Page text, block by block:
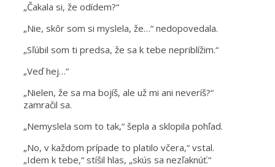
„Čakala si, že odídem?“
„Nie, skôr som si myslela, že…“ nedopovedala.
„Sľúbil som ti predsa, že sa k tebe nepriblížim.“
„Veď hej…“
„Nielen, že sa ma bojíš, ale už mi ani neveríš?“
zamračil sa.
„Nemyslela som to tak,“ šepla a sklopila pohľad.
„No, v každom prípade to platilo včera,“ vstal.
„Idem k tebe,“ stíšil hlas, „skús sa nezľaknúť.“